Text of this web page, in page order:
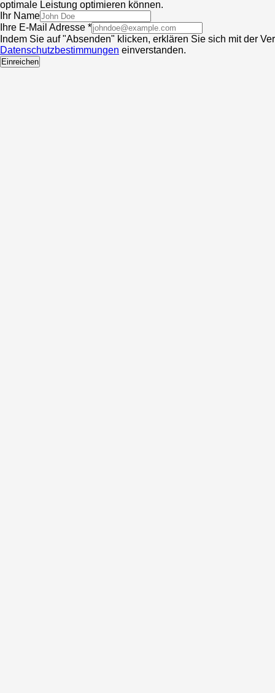
optimale Leistung optimieren können.
Ihr Name
Ihre E-Mail Adresse *
Indem Sie auf "Absenden" klicken, erklären Sie sich mit der
Datenschutzbestimmungen einverstanden.